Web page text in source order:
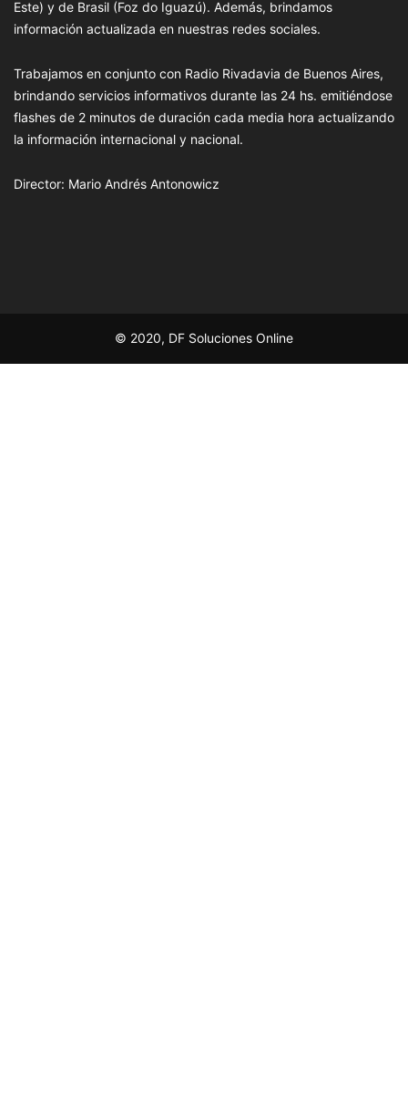
Este) y de Brasil (Foz do Iguazú). Además, brindamos
información actualizada en nuestras redes sociales.
Trabajamos en conjunto con Radio Rivadavia de Buenos Aires,
brindando servicios informativos durante las 24 hs. emitiéndose
flashes de 2 minutos de duración cada media hora actualizando
la información internacional y nacional.
Director: Mario Andrés Antonowicz
© 2020, DF Soluciones Online